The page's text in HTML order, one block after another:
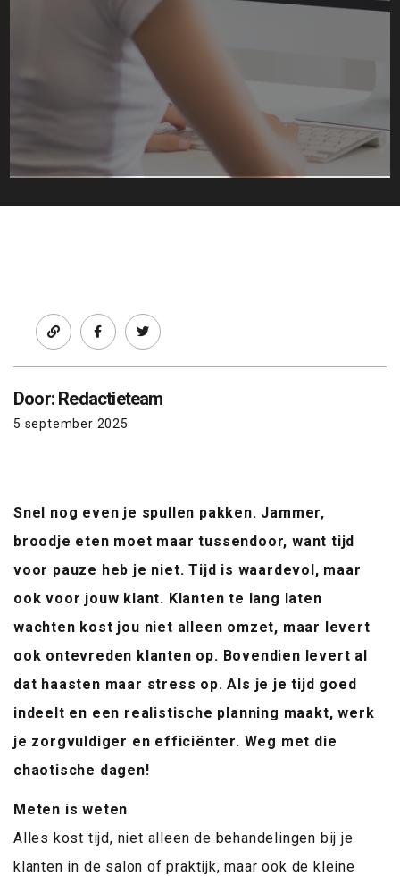
Facebooktwitter
Door: Redactieteam
5 september 2025
Snel nog even je spullen pakken. Jammer,
broodje eten moet maar tussendoor, want tijd
voor pauze heb je niet. Tijd is waardevol, maar
ook voor jouw klant. Klanten te lang laten
wachten kost jou niet alleen omzet, maar levert
ook ontevreden klanten op. Bovendien levert al
dat haasten maar stress op. Als je je tijd goed
indeelt en een realistische planning maakt, werk
je zorgvuldiger en efficiënter. Weg met die
chaotische dagen!
Meten is weten
Alles kost tijd, niet alleen de behandelingen bij je
klanten in de salon of praktijk, maar ook de kleine